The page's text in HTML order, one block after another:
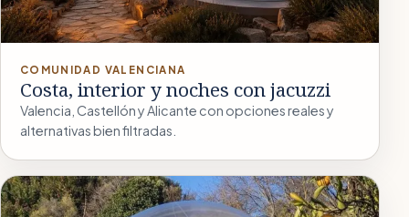
COMUNIDAD VALENCIANA
Costa, interior y noches con jacuzzi
Valencia, Castellón y Alicante con opciones reales y
alternativas bien filtradas.